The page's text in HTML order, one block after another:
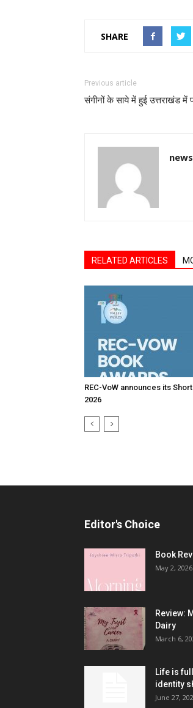
SHARE
Previous article
संगीनों के साये में हुई उत्तराखंड में
RELATED ARTICLES
REC-VoW announces its
2026
Editor's Choice
Book
May 2, 2026
Review:
Dairy
March 6,
Life is
identity
June 27,